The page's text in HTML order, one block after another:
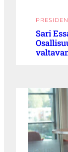
Sari